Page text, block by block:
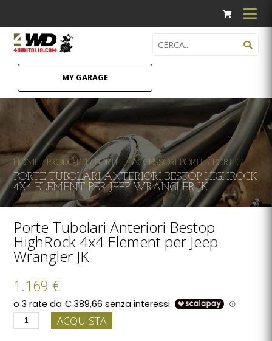
MY GARAGE
HOME /PRODOTTI/PORTE E ACCESSORI PORTE /PORTE /
PORTE TUBOLARI ANTERIORI BESTOP HIGHROCK
4X4 ELEMENT PER JEEP WRANGLER JK
Porte Tubolari Anteriori Bestop
HighRock 4x4 Element per Jeep
Wrangler JK
1.169 €
ACQUISTA